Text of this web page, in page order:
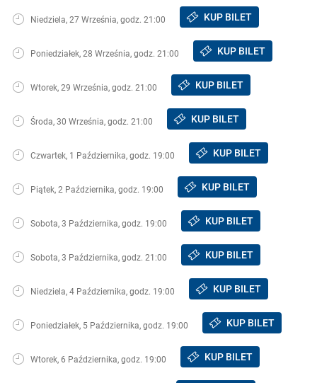
Niedziela, 27 Września, godz. 21:00 KUP BILET
Poniedziałek, 28 Września, godz. 21:00 KUP BILET
Wtorek, 29 Września, godz. 21:00 KUP BILET
Środa, 30 Września, godz. 21:00 KUP BILET
Czwartek, 1 Października, godz. 19:00 KUP BILET
Piątek, 2 Października, godz. 19:00 KUP BILET
Sobota, 3 Października, godz. 19:00 KUP BILET
Sobota, 3 Października, godz. 21:00 KUP BILET
Niedziela, 4 Października, godz. 19:00 KUP BILET
Poniedziałek, 5 Października, godz. 19:00 KUP BILET
Wtorek, 6 Października, godz. 19:00 KUP BILET